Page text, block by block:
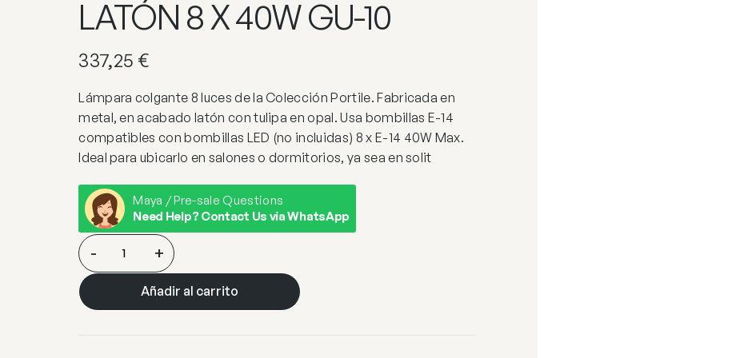
LATÓN 8 X 40W GU-10
337,25 €
Lámpara colgante 8 luces de la Colección Portile. Fabricada en
metal, en acabado latón con tulipa en opal. Usa bombillas E-14
compatibles con bombillas LED (no incluidas) 8 x E-14 40W Max.
Ideal para ubicarlo en salones o dormitorios, ya sea en solit
Maya / Pre-sale Questions
Need Help? Contact Us via WhatsApp
COLGANTE
8L.
ANTIA
LATÓN
- +
Añadir al carrito